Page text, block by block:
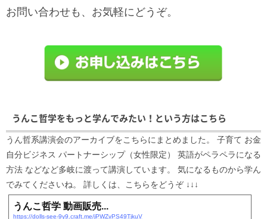
お問い合わせも、お気軽にどうぞ。
うんこ哲学をもっと学んでみたい！という方はこちら
うん哲系講演会のアーカイブをこちらにまとめました。 子育て お金
自分ビジネス パートナーシップ（女性限定） 英語がペラペラになる
方法 などなど多岐に渡って講演しています。 気になるものから学ん
でみてくださいね。 詳しくは、こちらをどうぞ ↓↓↓
うんこ哲学 動画販売...
https://dolls-see-9y9.craft.me/jPWZvPS49TjkuV